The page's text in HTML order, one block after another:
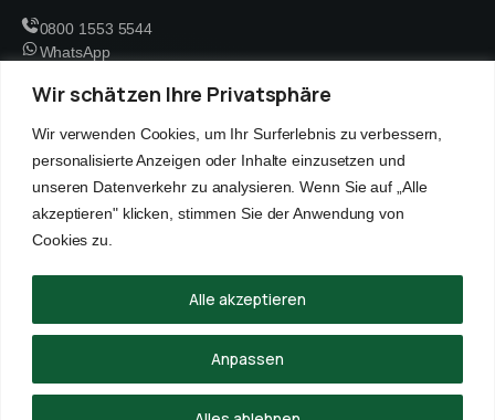
Wir schätzen Ihre Privatsphäre
Wir verwenden Cookies, um Ihr Surferlebnis zu verbessern,
personalisierte Anzeigen oder Inhalte einzusetzen und
unseren Datenverkehr zu analysieren. Wenn Sie auf „Alle
akzeptieren" klicken, stimmen Sie der Anwendung von
Cookies zu.
Anpassen
Alle akzeptieren
0800 1553 5544
WhatsApp
Mo – Fr 8 – 18 Uhr
WinRei24 Dienstleistungen
Winterdienst Profi NRW
Winterdienst Niedersachsen
Winterdienst Hansa
Winterdienst Freitag